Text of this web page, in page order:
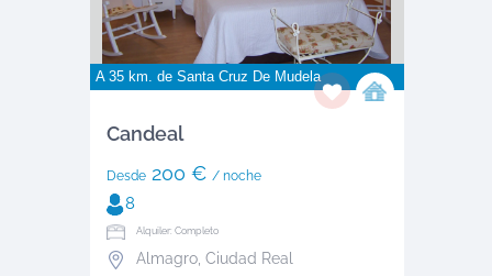
A 35 km. de Santa Cruz De Mudela
Candeal
Desde200 € / noche
8
Alquiler: Completo
Almagro, Ciudad Real